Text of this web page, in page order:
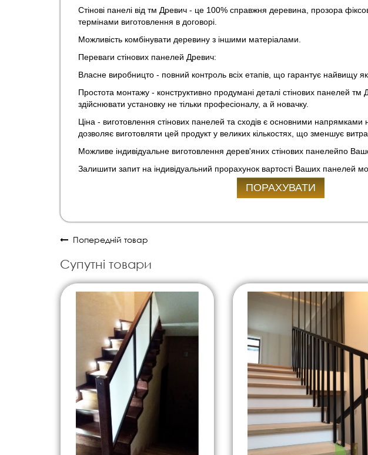
Стінові панелі від тм Древич - це 100% справжня деревина, прозора
термінами виготовлення в договорі.
Можливість комбінувати деревину з іншими матеріалами.
Переваги стінових панелей Древич:
Власне виробницто - повний контроль всіх етапів, що гарантує найвищу
Простота монтажу - конструктивно продумані деталі стінових панелей тм
здійснювати установку не тільки професіоналу, а й новачку.
Ціна - виготовлення стінових панелей та сходів є основними напрямками
дозволяє виготовляти цей продукт у великих кількостях, що зменшує
Можливе індивідуальне виготовлення дерев'яних стінових панелейпо
Залишити запит на індивідуальний прорахунок вартості Ваших панелей
ПОРАХУВАТИ
Попередній товар
Супутні товари